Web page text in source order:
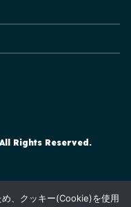
Rights Reserved.
、クッキー(Cookie)を使用